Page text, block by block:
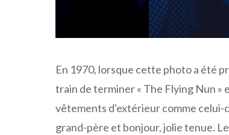
En 1970, lorsque cette photo a été
train de terminer « The Flying Nun »
vêtements d'extérieur comme celui-
grand-père et bonjour, jolie tenue.